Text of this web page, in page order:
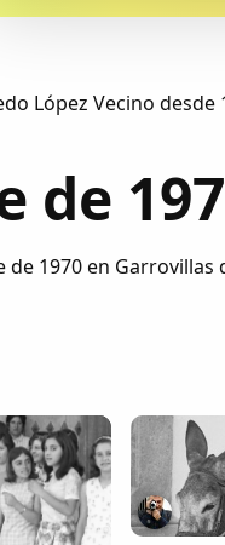
López Vecino desde
de
1970 en Garrovillas